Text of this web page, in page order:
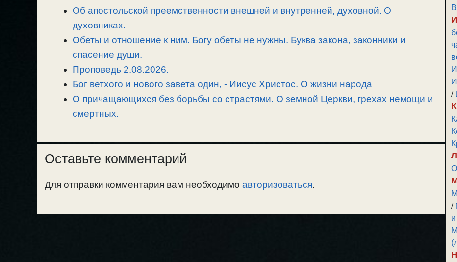
a
m
o
k
и
т
ь
Об апостольской преемственности внешней и внутренней, духовной. О
духовниках.
Обеты и отношение к ним. Богу обеты не нужны. Буква закона, законники и
спасение души.
Проповедь 2.08.2026.
Бог ветхого и нового завета один, -­ Иисус Христос. О жизни народа
О причащающихся без борьбы со страстями. О земной Церкви, грехах немощи и
смертных.
Оставьте комментарий
Для отправки комментария вам необходимо авторизоваться.
И
/
К
Л
М
/
Н